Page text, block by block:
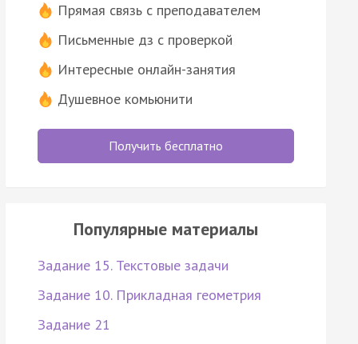
Прямая связь с преподавателем
Письменные дз с проверкой
Интересные онлайн-занятия
Душевное комьюнити
Получить бесплатно
Популярные материалы
Задание 15. Текстовые задачи
Задание 10. Прикладная геометрия
Задание 21